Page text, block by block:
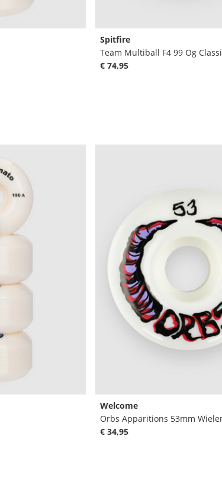
Spitfire
€ 74,95
Welcome
Orbs Apparitions 53mm
€ 34,95